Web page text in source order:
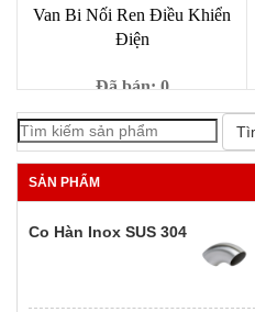
Van Bi Nối Ren Điều Khiển
Điện
Đã bán: 0
9,000₫Giá
gốc
là:
1,000₫Giá
hiện
tại
SẢN PHẨM
Co Hàn Inox SUS 304